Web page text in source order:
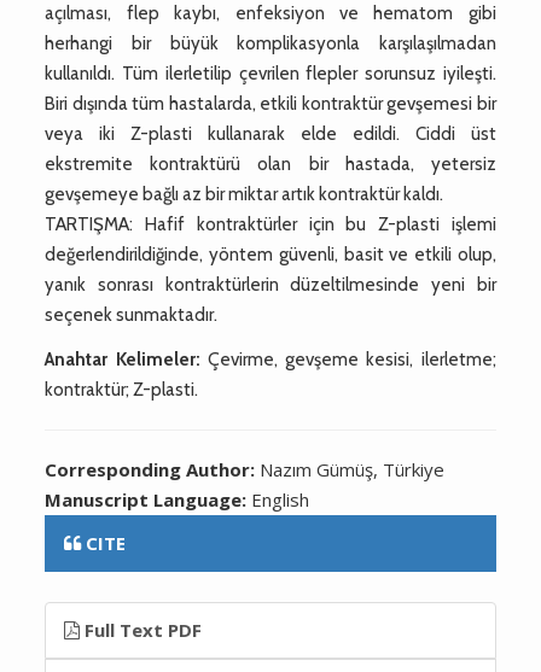
açılması, flep kaybı, enfeksiyon ve hematom gibi
herhangi bir büyük komplikasyonla karşılaşılmadan
kullanıldı. Tüm ilerletilip çevrilen flepler sorunsuz iyileşti.
Biri dışında tüm hastalarda, etkili kontraktür gevşemesi bir
veya iki Z-plasti kullanarak elde edildi. Ciddi üst
ekstremite kontraktürü olan bir hastada, yetersiz
gevşemeye bağlı az bir miktar artık kontraktür kaldı.
TARTIŞMA: Hafif kontraktürler için bu Z-plasti işlemi
değerlendirildiğinde, yöntem güvenli, basit ve etkili olup,
yanık sonrası kontraktürlerin düzeltilmesinde yeni bir
seçenek sunmaktadır.
Anahtar Kelimeler: Çevirme, gevşeme kesisi, ilerletme;
kontraktür; Z-plasti.
Corresponding Author: Nazım Gümüş, Türkiye
Manuscript Language: English
CITE
Full Text PDF